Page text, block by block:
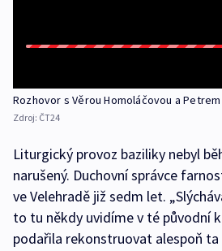
Rozhovor s Věrou Homoláčovou a
Zdroj: ČT24
Liturgický provoz baziliky nebyl
narušený. Duchovní správce
ve Velehradě již sedm let.
to tu někdy uvidíme v té původní
podařila rekonstruovat alespoň ta